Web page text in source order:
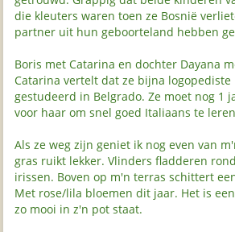
die kleuters waren toen ze Bosnië
partner uit hun geboorteland hebben
Boris met Catarina en dochter Dayana
Catarina vertelt dat ze bijna logopediste
gestudeerd in Belgrado. Ze moet nog 1
voor haar om snel goed Italiaans te
Als ze weg zijn geniet ik nog even van
gras ruikt lekker. Vlinders fladderen
irissen. Boven op m'n terras schittert
Met rose/lila bloemen dit jaar. Het is
zo mooi in z'n pot staat.